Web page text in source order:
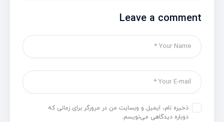
Leave a comment
ذخیره نام، ایمیل و وبسایت من در مرورگر برای زمانی که
دوباره دیدگاهی می‌نویسم.